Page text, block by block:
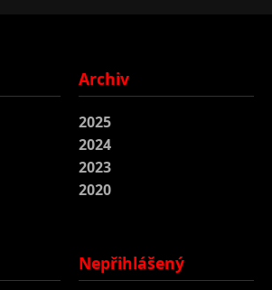
Archiv
2025
2024
2023
2020
Nepřihlášený